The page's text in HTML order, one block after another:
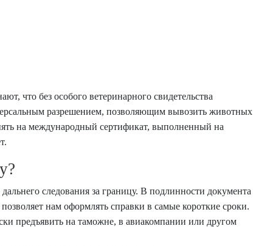
что без особого ветеринарного свидетельства
разрешением, позволяющим вывозить животных
на международный сертификат, выполненный на
следования за границу. В подлинности документа
нам оформлять справки в самые короткие сроки.
предъявить на таможне, в авиакомпании или другом